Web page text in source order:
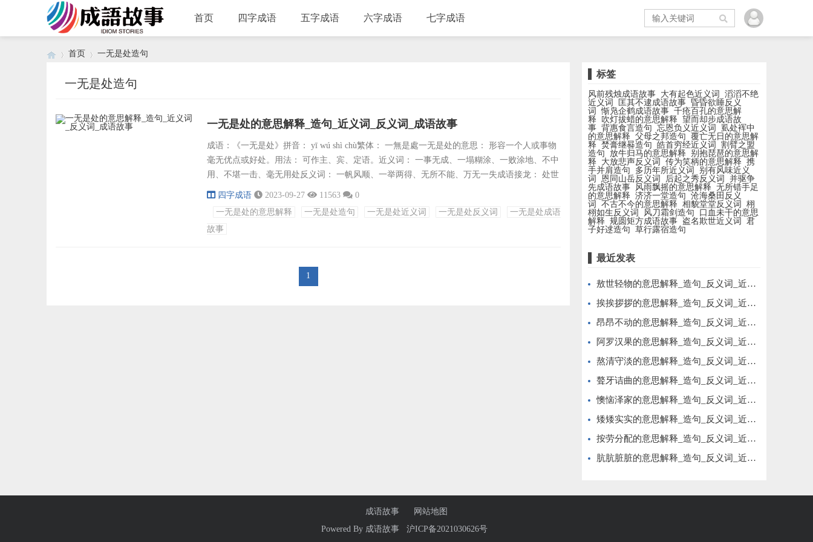
首页 四字成语 五字成语 六字成语 七字成语
首页 一无是处造句
一无是处造句
一无是处的意思解释_造句_近义词_反义词_成语故事
成语：《一无是处》拼音： yī wú shì chù繁体： 一無是處一无是处的意思： 形容一个人或事物
毫无优点或好处。用法： 可作主、宾、定语。近义词： 一事无成、一塌糊涂、一败涂地、不中
用、不堪一击、毫无用处反义词： 一帆风顺、一举两得、无所不能、万无一失成语接龙： 处世
不恭、处心积虑、初出茅庐、初露锋芒、初生牛犊、出头露面、出生入死、出言不逊、出言成
行，一无是处。”造句： 1. 这部电影真的一无是处，不值得看。2. 他的工作态...
四字成语 2023-09-27 11563
0
一无是处的意思解释
一无是处造句 一无是处近义词 一无是处反义词
一无是处成语
故事
1
标签
风前残烛成语故事 大有起色近义词
滔滔不绝
近义词
匡其不逮成语故事 昏昏欲睡反义
词
惭凫企鹤成语故事 千疮百孔的意思解
释
吹灯拔蜡的意思解释 望而却步成语故
事 背惠食言造句 忘恩负义近义词
虱处裈中
的意思解释 父母之邦造句 覆亡无日的意思解
释 焚膏继晷造句 皓首穷经近义词
割臂之盟
造句
放牛归马的意思解释 别抱琵琶的意思解
释
大放悲声反义词 传为笑柄的意思解释 携
手并肩造句
多历年所近义词
别有风味近义
词
恩同山岳反义词 后起之秀反义词
并驱争
先成语故事 风雨飘摇的意思解释 无所错手足
的意思解释 济济一堂造句 沧海桑田反义
词
不古不今的意思解释 相貌堂堂反义词
栩
栩如生反义词
风刀霜剑造句
口血未干的意思
解释 规圆矩方成语故事 盗名欺世近义词
君
子好逑造句 草行露宿造句
最近发表
敖世轻物的意思解释_造句_反义词_近义词_成语故事
挨挨拶拶的意思解释_造句_反义词_近义词_成语故事
昂昂不动的意思解释_造句_反义词_近义词_成语故事
阿罗汉果的意思解释_造句_反义词_近义词_成语故事
熬清守淡的意思解释_造句_反义词_近义词_成语故事
聱牙诘曲的意思解释_造句_反义词_近义词_成语故事
懊恼泽家的意思解释_造句_反义词_近义词_成语故事
矮矮实实的意思解释_造句_反义词_近义词_成语故事
按劳分配的意思解释_造句_反义词_近义词_成语故事
肮肮脏脏的意思解释_造句_反义词_近义词_成语故事
成语故事
网站地图
Powered By 成语故事 沪ICP备2021030626号